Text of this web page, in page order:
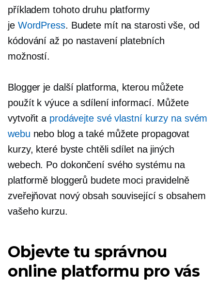
příkladem tohoto druhu platformy
je WordPress. Budete mít na starosti vše, od
kódování až po nastavení platebních
možností.
Blogger je další platforma, kterou můžete
použít k výuce a sdílení informací. Můžete
vytvořit a prodávejte své vlastní kurzy na svém
webu nebo blog a také můžete propagovat
kurzy, které byste chtěli sdílet na jiných
webech. Po dokončení svého systému na
platformě bloggerů budete moci pravidelně
zveřejňovat nový obsah související s obsahem
vašeho kurzu.
Objevte tu správnou
online platformu pro vás